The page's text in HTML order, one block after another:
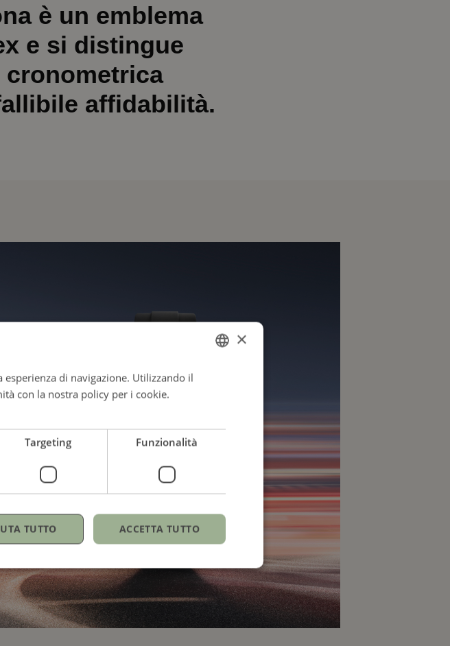
è un emblema
e si distingue
cronometrica
affidabilità.
×
di navigazione. Utilizzando il
con la nostra policy per i cookie.
Targeting Funzionalità
ACCETTA TUTTO
TUTTO